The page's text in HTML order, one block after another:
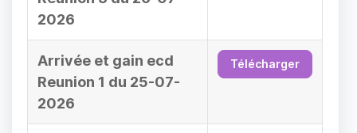
2026
Arrivée et gain ecd
Reunion 1 du 25-07-
2026
Télécharger